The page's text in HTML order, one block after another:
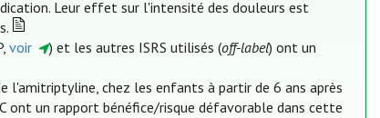
Leur effet sur l'intensité des douleurs est
voir ) et les autres ISRS utilisés (off-label) ont un
l'amitriptyline, chez les enfants à partir de 6 ans après
ont un rapport bénéfice/risque défavorable dans cette